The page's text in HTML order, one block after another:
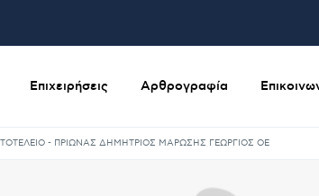
Επιχειρήσεις Αρθρογραφία
- ΠΡΙΩΝΑΣ ΔΗΜΗΤΡΙΟΣ ΜΑΡΩΣΗΣ ΓΕΩΡΓΙΟΣ ΟΕ